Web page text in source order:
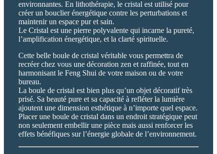
environnantes. En lithothérapie, le cristal est utilisé pour
créer un bouclier énergétique contre les perturbations et
maintenir un espace pur et sain.
Le Cristal est une pierre polyvalente qui incarne la pureté,
l’amplification énergétique, et la clarté spirituelle.
Cette belle boule de cristal véritable vous permettra de
recréer chez vous une décoration zen et raffinée, tout en
harmonisant le Feng Shui de votre maison ou de votre
bureau.
La boule de cristal est bien plus qu’un objet décoratif très
prisé. Sa beauté pure et sa capacité à refléter la lumière
ajoutent une dimension esthétique à n’importe quel espace.
Placer une boule de cristal dans un endroit stratégique peut
non seulement embellir une pièce mais aussi renforcer les
effets bénéfiques sur l’énergie globale de l’environnement.